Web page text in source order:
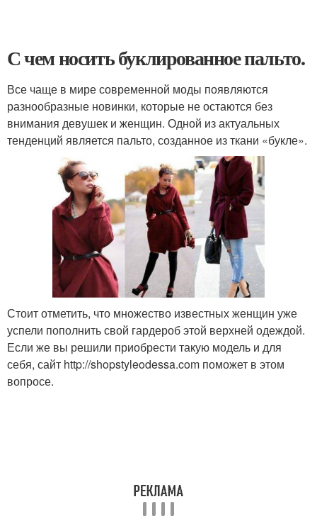
С чем носить буклированное пальто.
Все чаще в мире современной моды появляются
разнообразные новинки, которые не остаются без
внимания девушек и женщин. Одной из актуальных
тенденций является пальто, созданное из ткани «букле».
Стоит отметить, что множество известных женщин уже
успели пополнить свой гардероб этой верхней одеждой.
Если же вы решили приобрести такую модель и для
себя, сайт http://shopstyleodessa.com поможет в этом
вопросе.